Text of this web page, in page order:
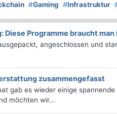
#Gaming #Infrastruktur
Diese Programme braucht
angeschlossen und
zusammengefasst
gab es wieder einige
möchten wir...